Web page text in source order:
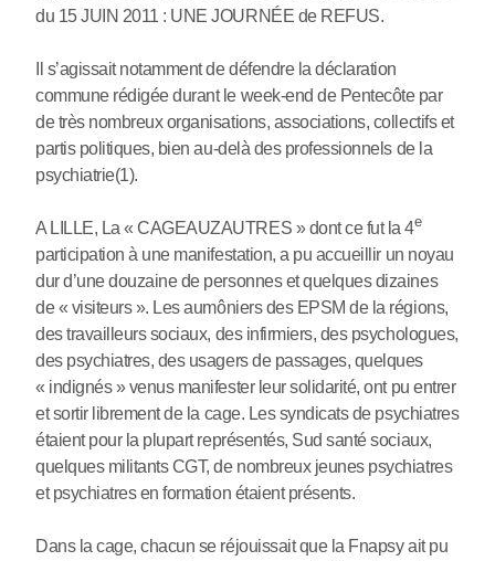
du 15 JUIN 2011 : UNE JOURNÉE de REFUS.
Il s’agissait notamment de défendre la déclaration
commune rédigée durant le week-end de Pentecôte par
de très nombreux organisations, associations, collectifs et
partis politiques, bien au-delà des professionnels de la
psychiatrie(1).
A LILLE, La « CAGEAUZAUTRES » dont ce fut la 4e
participation à une manifestation, a pu accueillir un noyau
dur d’une douzaine de personnes et quelques dizaines
de « visiteurs ». Les aumôniers des EPSM de la régions,
des travailleurs sociaux, des infirmiers, des psychologues,
des psychiatres, des usagers de passages, quelques
« indignés » venus manifester leur solidarité, ont pu entrer
et sortir librement de la cage. Les syndicats de psychiatres
étaient pour la plupart représentés, Sud santé sociaux,
quelques militants CGT, de nombreux jeunes psychiatres
et psychiatres en formation étaient présents.
Dans la cage, chacun se réjouissait que la Fnapsy ait pu